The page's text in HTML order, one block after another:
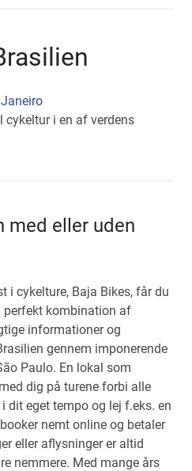
i en af verdens
med eller uden
i cykelture, Baja Bikes, får du
perfekt kombination af
informationer og
gennem imponerende
Paulo. En lokal som
dig på turene forbi alle
dit eget tempo og lej f.eks. en
nemt online og betaler
eller aflysninger er altid
nemmere. Med mange års